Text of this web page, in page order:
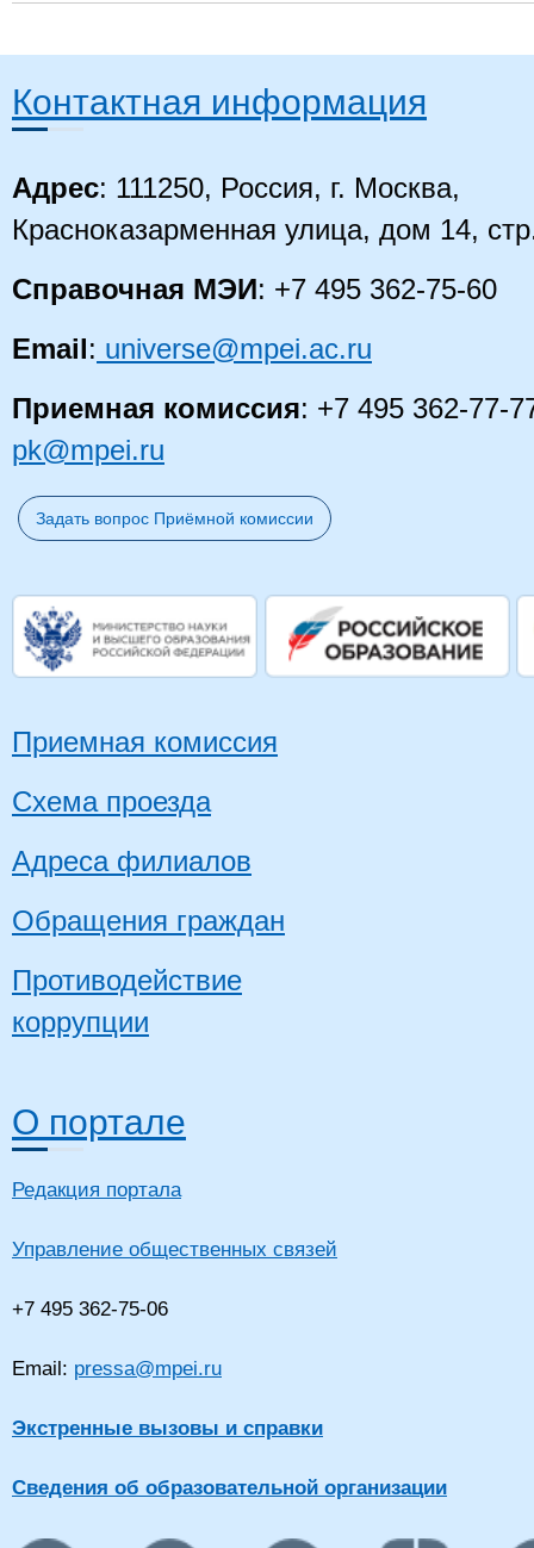
Контактная информация
Адрес: 111250, Россия, г. Москва,
Красноказарменная улица, дом 14,
Справочная МЭИ: +7 495 362-75-60
Email: universe@mpei.ac.ru
Приемная комиссия: +7 495 362-77-
pk@mpei.ru
Задать вопрос Приёмной комиссии
Приемная комиссия
Схема проезда
Адреса филиалов
Обращения граждан
Противодействие
коррупции
О портале
Редакция портала
Управление общественных связей
+7 495 362-75-06
Email: pressa@mpei.ru
Экстренные вызовы и справки
Сведения об образовательной организации